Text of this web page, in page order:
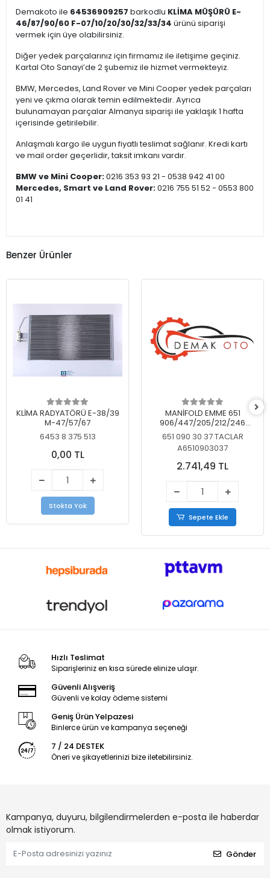
Demakoto ile 64536909257 barkodlu KLİMA MÜŞÜRÜ E-
46/87/90/60 F-07/10/20/30/32/33/34 ürünü siparişi
vermek için üye olabilirsiniz.
Diğer yedek parçalarınız için firmamız ile iletişime geçiniz.
Kartal Oto Sanayi’de 2 şubemiz ile hizmet vermekteyiz.
BMW, Mercedes, Land Rover ve Mini Cooper yedek parçaları
yeni ve çıkma olarak temin edilmektedir. Ayrıca
bulunamayan parçalar Almanya siparişi ile yaklaşık 1 hafta
içerisinde getirilebilir.
Anlaşmalı kargo ile uygun fiyatlı teslimat sağlanır. Kredi kartı
ve mail order geçerlidir, taksit imkanı vardır.
BMW ve Mini Cooper:0216 353 93 21 - 0538 942 41 00
Mercedes, Smart ve Land Rover:0216 755 51 52 - 0553 800
01 41
Benzer Ürünler
KLİMA RADYATÖRÜ E-38/39
M-47/57/67
6453 8 375 513
0,00 TL
Stokta Yok
MANİFOLD EMME 651
906/447/205/212/246
KELEBEKSİZ
651 090 30 37 TACLAR
A6510903037
2.741,49 TL
Sepete Ekle
Hızlı Teslimat
Siparişleriniz en kısa sürede elinize ulaşır.
Güvenli Alışveriş
Güvenli ve kolay ödeme sistemi
Geniş Ürün Yelpazesi
Binlerce ürün ve kampanya seçeneği
7 / 24 DESTEK
Öneri ve şikayetlerinizi bize iletebilirsiniz.
Kampanya, duyuru, bilgilendirmelerden e-posta ile haberdar
olmak istiyorum.
Gönder